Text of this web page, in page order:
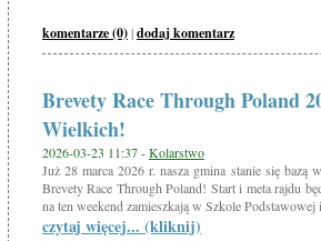
komentarze (0)|dodaj komentarz
Brevety Race Through Poland
Wielkich!
2026-03-23 11:37 -Kolarstwo
Już 28 marca 2026 r. nasza gmina stanie się bazą
Brevety Race Through Poland! Start i meta rajdu
na ten weekend zamieszkają w Szkole
czytaj więcej... (kliknij)